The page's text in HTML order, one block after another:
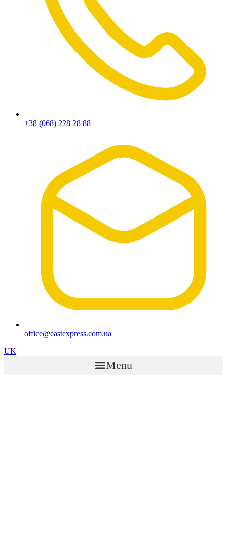
+38 (068) 228 28 88
office@eastexpress.com.ua
UK
Menu